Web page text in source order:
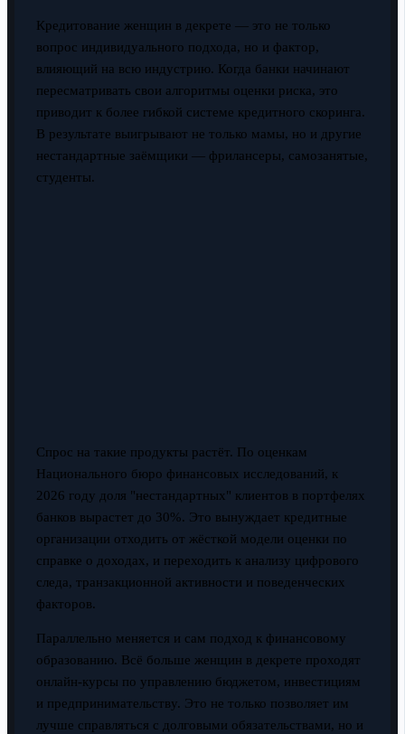
Кредитование женщин в декрете — это не только
вопрос индивидуального подхода, но и фактор,
влияющий на всю индустрию. Когда банки начинают
пересматривать свои алгоритмы оценки риска, это
приводит к более гибкой системе кредитного скоринга.
В результате выигрывают не только мамы, но и другие
нестандартные заёмщики — фрилансеры, самозанятые,
студенты.
Спрос на такие продукты растёт. По оценкам
Национального бюро финансовых исследований, к
2026 году доля "нестандартных" клиентов в портфелях
банков вырастет до 30%. Это вынуждает кредитные
организации отходить от жёсткой модели оценки по
справке о доходах, и переходить к анализу цифрового
следа, транзакционной активности и поведенческих
факторов.
Параллельно меняется и сам подход к финансовому
образованию. Всё больше женщин в декрете проходят
онлайн-курсы по управлению бюджетом, инвестициям
и предпринимательству. Это не только позволяет им
лучше справляться с долговыми обязательствами, но и